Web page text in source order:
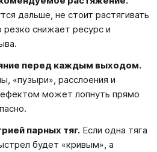
дальше, не стоит растягивать
резко снижает ресурс и
перед каждым выходом.
«пузыри», расслоения и
может лопнуть прямо
парных тяг. Если одна тяга
будет «кривым», а